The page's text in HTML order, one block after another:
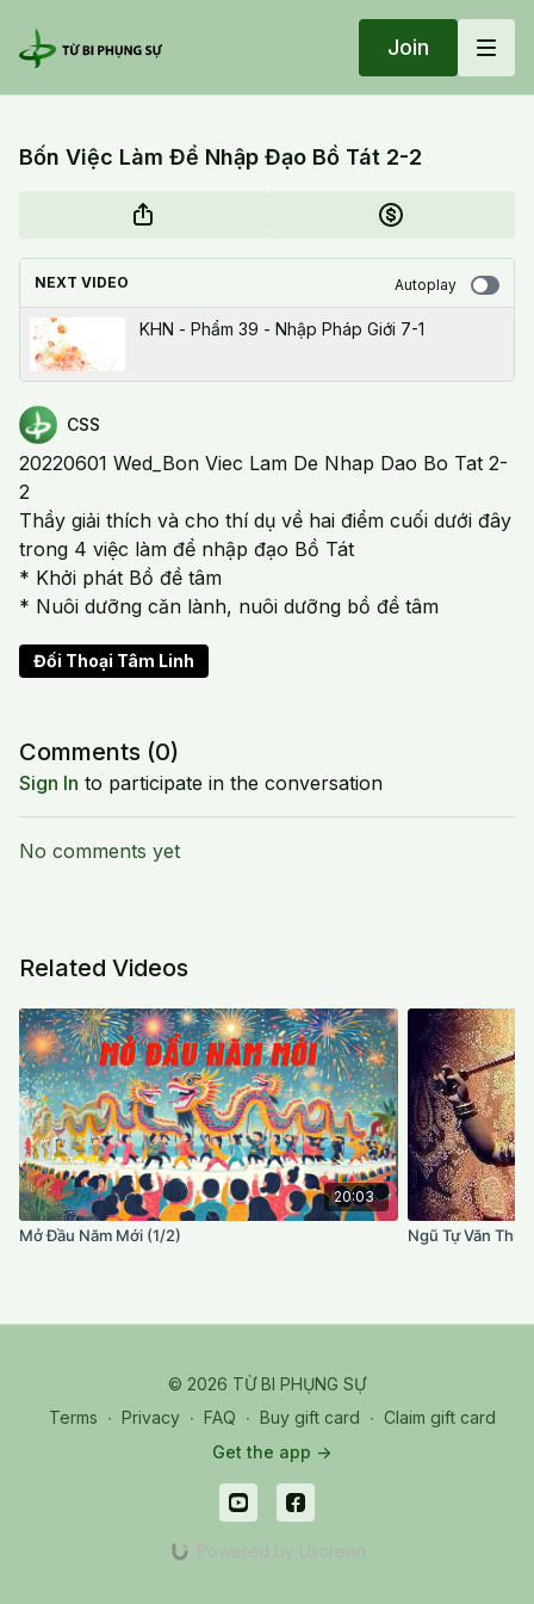
Join
Bốn Việc Làm Để Nhập Đạo Bồ Tát 2-2
NEXT VIDEO Autoplay
KHN - Phẩm 39 - Nhập Pháp Giới 7-1
CSS
20220601 Wed_Bon Viec Lam De Nhap Dao Bo Tat 2-
2
Thầy giải thích và cho thí dụ về hai điểm cuối dưới đây
trong 4 việc làm để nhập đạo Bồ Tát
* Khởi phát Bồ đề tâm
* Nuôi dưỡng căn lành, nuôi dưỡng bồ đề tâm
Đối Thoại Tâm Linh
Comments (0)
Sign In to participate in the conversation
No comments yet
Related Videos
20:03
Mở Đầu Năm Mới (1/2) Ngũ Tự Văn Thù
© 2026 TỪ BI PHỤNG SỰ
Terms ∙ Privacy ∙ FAQ ∙ Buy gift card ∙ Claim gift card
Get the app ->
Powered by Uscreen